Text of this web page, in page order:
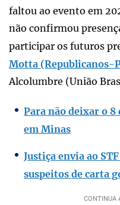
faltou ao evento em
não confirmou
participar os futuros
Motta (Republicanos-
Alcolumbre (União
Para não deixar o 8
em Minas
Justiça envia ao
suspeitos de carta